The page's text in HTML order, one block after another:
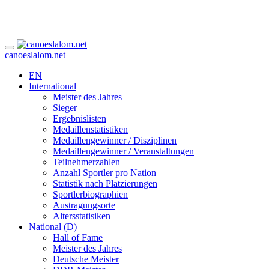
canoeslalom.net
EN
International
Meister des Jahres
Sieger
Ergebnislisten
Medaillenstatistiken
Medaillengewinner / Disziplinen
Medaillengewinner / Veranstaltungen
Teilnehmerzahlen
Anzahl Sportler pro Nation
Statistik nach Platzierungen
Sportlerbiographien
Austragungsorte
Altersstatisiken
National (D)
Hall of Fame
Meister des Jahres
Deutsche Meister